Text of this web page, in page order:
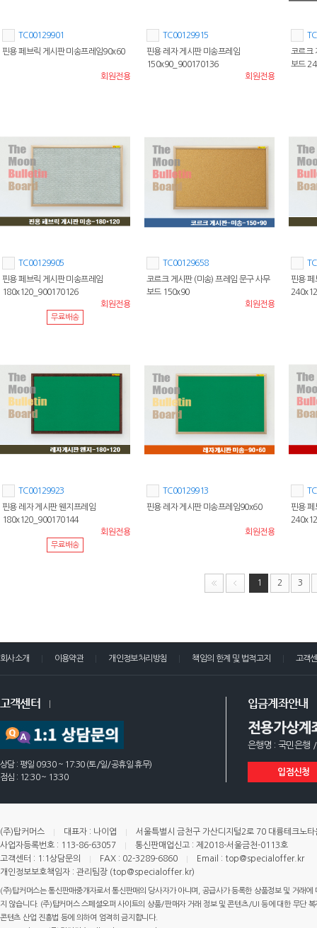
TC00129901
핀용 페브릭 게시판 미송프레임90x60
회원전용
TC00129915
핀용 레자 게시판 미송프레임
150x90_900170136
회원전용
코르크
보드
TC00129905
핀용 페브릭 게시판 미송프레임
180x120_900170126
회원전용
무료배송
TC00129658
코르크 게시판 (미송) 프레임 문구 사무
보드 150x90
회원전용
핀용 페
TC00129923
핀용 레자 게시판 웬지프레임
180x120_900170144
회원전용
무료배송
TC00129913
핀용 레자 게시판 미송프레임90x60
회원전용
핀용 페
1 2 3
회사소개 이용약관 개인정보처리방침 책임의 한계 및 법적고지 고객
고객센터
상담 : 평일 09:30 ~ 17:30 (토/일/공휴일 휴무)
점심 : 12:30 ~ 13:30
입금계좌안내
전용가상계
은행명 : 국민은행
입점신청
(주)탑커머스 대표자 : 나이엽
서울특별시 금천구 가산디지털2로 70 대륭테크노
사업자등록번호 : 113-86-63057
통신판매업신고 : 제2018-서울금천-0113호
고객센터 : 1:1상담문의
FAX : 02-3289-6860
Email : top@specialoffer.kr
개인정보보호책임자 : 관리팀장 (top@specialoffer.kr)
(주)탑커머스는 통신판매중개자로서 통신판매의 당사자가 아니며, 공급사가 등록한 상품정보 및 거래
지 않습니다. (주)탑커머스 스페셜오퍼 사이트의 상품/판매자 거래 정보 및 콘텐츠/UI 등에 대한 무단
콘텐츠 산업 진흥법 등에 의하여 엄격히 금지합니다.